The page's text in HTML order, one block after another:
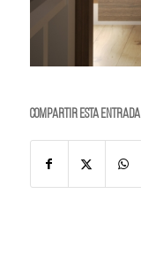
Compartir esta entrada